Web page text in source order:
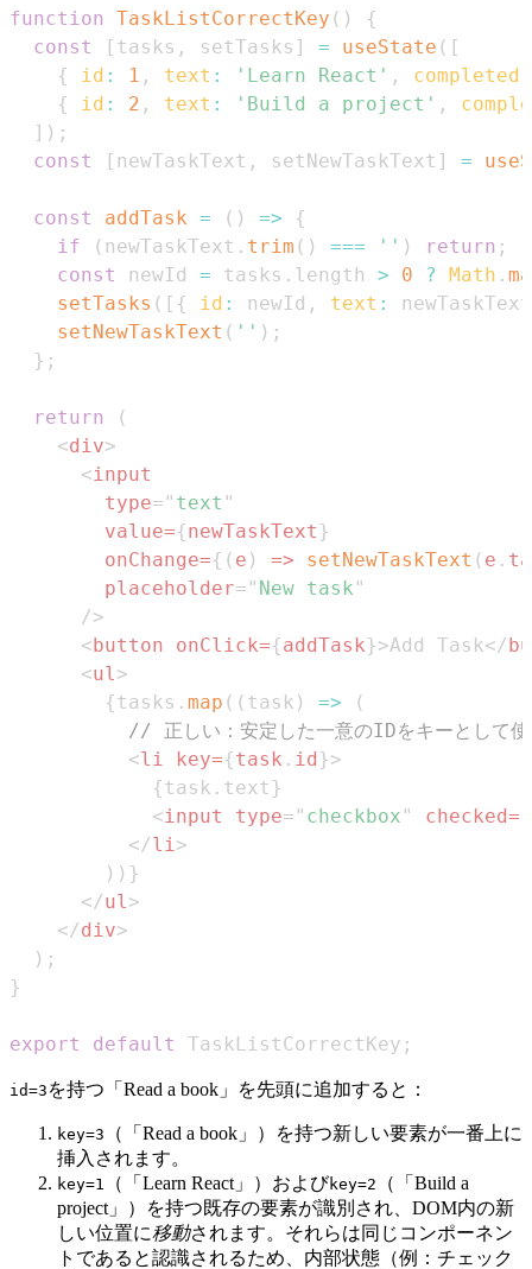
function TaskListCorrectKey ( )
{
const
[ tasks , setTasks ] = useState ( [
{
id : 1 , text : 'Learn React' , completed
{
id : 2 , text : 'Build a project' ,
] ) ;
const
[ newTaskText , setNewTaskText ] =
const addTask = ( ) =>
{
if
( newTaskText . trim ( ) === '' ) return ;
const
newId = tasks . length > 0 ? Math .
setTasks ( [ { id : newId , text :
newTaskText
setNewTaskText ( '' ) ;
} ;
return
(
<div>
<input
type= " text "
value={newTaskText }
onChange={ ( e ) => setNewTaskText ( e .
placeholder= " New task "
/>
<button onClick={addTask}>Add Task</
<ul >
{tasks . map ( ( task ) =>
(
// 正しい：安定した一意のIDをキーとして
<li key={task . id }>
{task . text }
<input type= " checkbox " checked=
</li >
) ) }
</ul >
</div>
) ;
}
export default TaskListCorrectKey ;
id=3 を持つ「Read a book」を先頭に追加すると：
key=3
（「Read a book」）を持つ新しい要素が一番上に
挿入されます。
key=1 （「Learn React」）およびkey=2
（「Build a
project」）を持つ既存の要素が識別され、DOM内の新
しい位置に移動されます。それらは同じコンポーネン
トであると認識されるため、内部状態（例：チェック